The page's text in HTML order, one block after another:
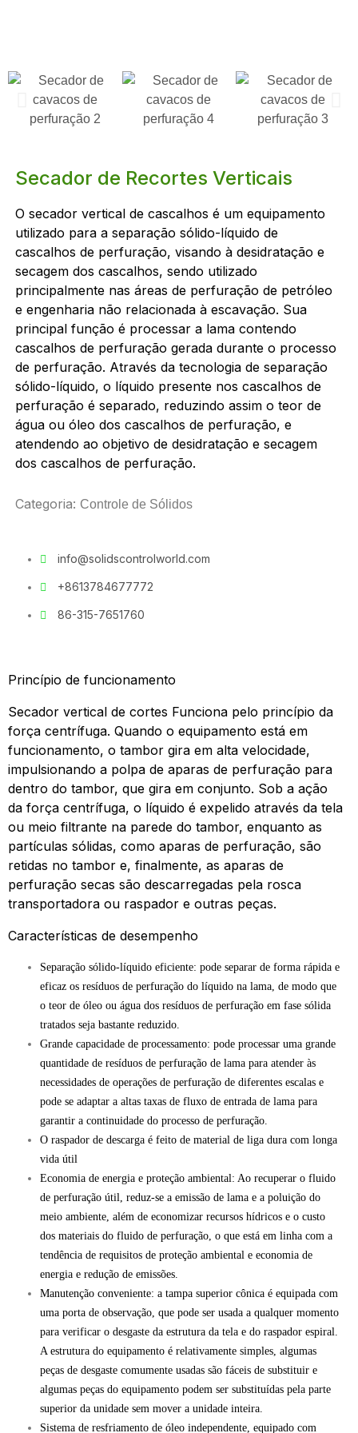
Secador de Recortes Verticais
O secador vertical de cascalhos é um equipamento
utilizado para a separação sólido-líquido de
cascalhos de perfuração, visando à desidratação e
secagem dos cascalhos, sendo utilizado
principalmente nas áreas de perfuração de petróleo
e engenharia não relacionada à escavação. Sua
principal função é processar a lama contendo
cascalhos de perfuração gerada durante o processo
de perfuração. Através da tecnologia de separação
sólido-líquido, o líquido presente nos cascalhos de
perfuração é separado, reduzindo assim o teor de
água ou óleo dos cascalhos de perfuração, e
atendendo ao objetivo de desidratação e secagem
dos cascalhos de perfuração.
Categoria: Controle de Sólidos
info@solidscontrolworld.com
+8613784677772
86-315-7651760
Princípio de funcionamento
Secador vertical de cortes Funciona pelo princípio da
força centrífuga. Quando o equipamento está em
funcionamento, o tambor gira em alta velocidade,
impulsionando a polpa de aparas de perfuração para
dentro do tambor, que gira em conjunto. Sob a ação
da força centrífuga, o líquido é expelido através da tela
ou meio filtrante na parede do tambor, enquanto as
partículas sólidas, como aparas de perfuração, são
retidas no tambor e, finalmente, as aparas de
perfuração secas são descarregadas pela rosca
transportadora ou raspador e outras peças.
Características de desempenho
Separação sólido-líquido eficiente: pode separar de forma rápida e
eficaz os resíduos de perfuração do líquido na lama, de modo que
o teor de óleo ou água dos resíduos de perfuração em fase sólida
tratados seja bastante reduzido.
Grande capacidade de processamento: pode processar uma grande
quantidade de resíduos de perfuração de lama para atender às
necessidades de operações de perfuração de diferentes escalas e
pode se adaptar a altas taxas de fluxo de entrada de lama para
garantir a continuidade do processo de perfuração.
O raspador de descarga é feito de material de liga dura com longa
vida útil
Economia de energia e proteção ambiental: Ao recuperar o fluido
de perfuração útil, reduz-se a emissão de lama e a poluição do
meio ambiente, além de economizar recursos hídricos e o custo
dos materiais do fluido de perfuração, o que está em linha com a
tendência de requisitos de proteção ambiental e economia de
energia e redução de emissões.
Manutenção conveniente: a tampa superior cônica é equipada com
uma porta de observação, que pode ser usada a qualquer momento
para verificar o desgaste da estrutura da tela e do raspador espiral.
A estrutura do equipamento é relativamente simples, algumas
peças de desgaste comumente usadas são fáceis de substituir e
algumas peças do equipamento podem ser substituídas pela parte
superior da unidade sem mover a unidade inteira.
Sistema de resfriamento de óleo independente, equipado com